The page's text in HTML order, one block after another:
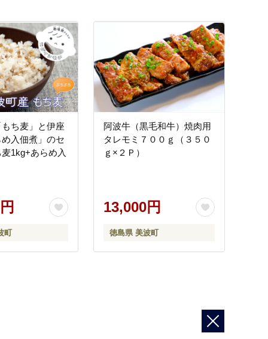
ち麦」と伊座
入佃煮」のセ
1kg+あらめ入
町
阿波牛（黒毛和牛）焼肉用
タレモミ７００ｇ（３５０
ｇ×２Ｐ）
13,000円
徳島県 美波町